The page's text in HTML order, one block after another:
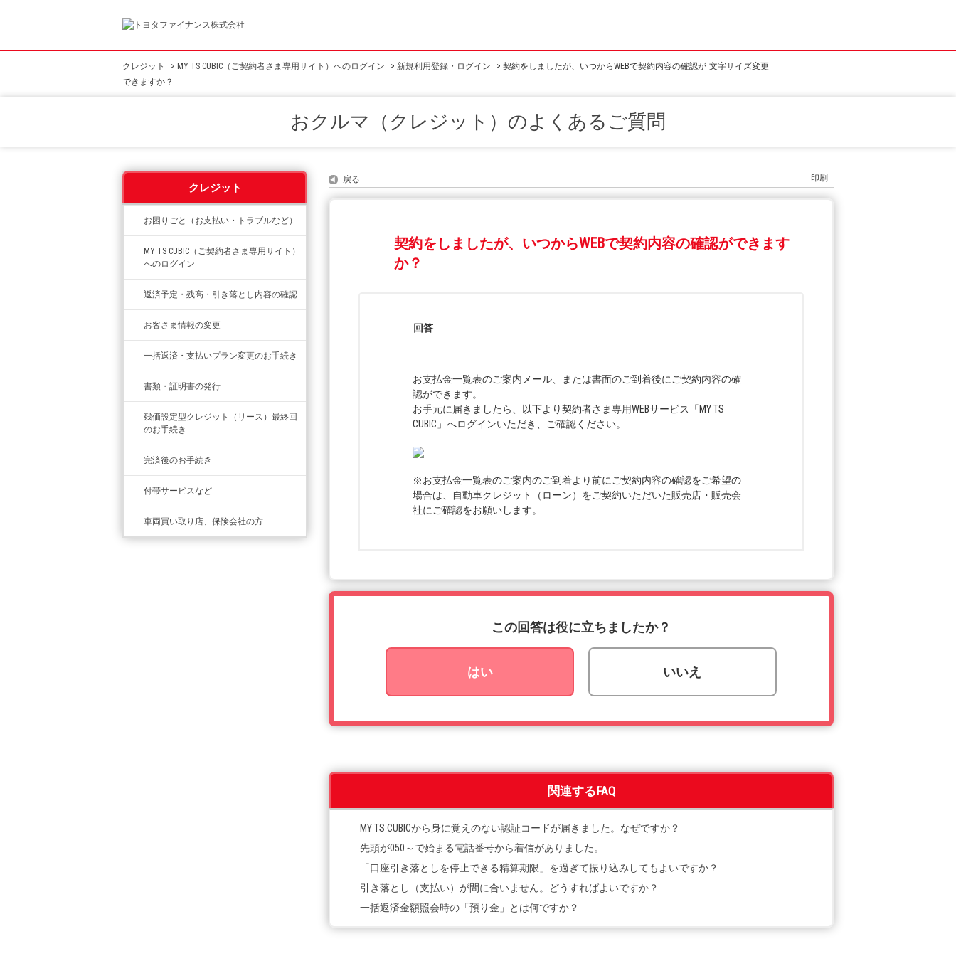
文字サイズ変更
クレジット > MY TS CUBIC（ご契約者さま専用サイト）へのログイン > 新規利用登録・ログイン > 契約をしましたが、いつからWEBで契約内容の確認が
できますか？
クレジット
お困りごと（お支払い・トラブルなど）
MY TS CUBIC（ご契約者さま専用サイト）
へのログイン
返済予定・残高・引き落とし内容の確認
お客さま情報の変更
一括返済・支払いプラン変更のお手続き
書類・証明書の発行
残価設定型クレジット（リース）最終回
のお手続き
完済後のお手続き
付帯サービスなど
車両買い取り店、保険会社の方
おクルマ（クレジット）のよくあるご質問
戻る 印刷
契約をしましたが、いつからWEBで契約内容の確認ができます
か？
回答
お支払金一覧表のご案内メール、または書面のご到着後にご契約内容の確
認ができます。
お手元に届きましたら、以下より契約者さま専用WEBサービス「MY TS
CUBIC」へログインいただき、ご確認ください。
※お支払金一覧表のご案内のご到着より前にご契約内容の確認をご希望の
場合は、自動車クレジット（ローン）をご契約いただいた販売店・販売会
社にご確認をお願いします。
この回答は役に立ちましたか？
はい いいえ
関連するFAQ
MY TS CUBICから身に覚えのない認証コードが届きました。なぜですか？
先頭が050～で始まる電話番号から着信がありました。
「口座引き落としを停止できる精算期限」を過ぎて振り込みしてもよいですか？
引き落とし（支払い）が間に合いません。どうすればよいですか？
一括返済金額照会時の「預り金」とは何ですか？